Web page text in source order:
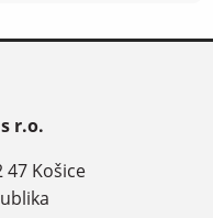
r.o.
47 Košice